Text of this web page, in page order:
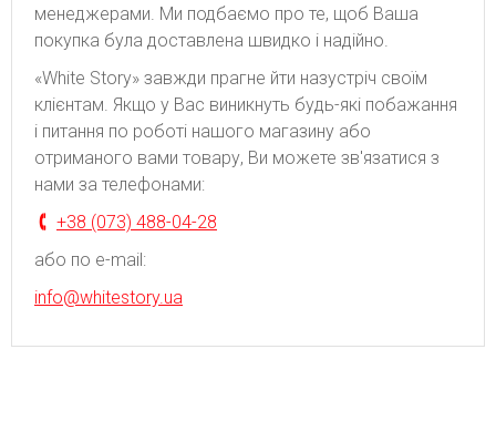
менеджерами. Ми подбаємо про те, щоб Ваша
покупка була доставлена швидко і надійно.
«White Story» завжди прагне йти назустріч своїм
клієнтам. Якщо у Вас виникнуть будь-які побажання
і питання по роботі нашого магазину або
отриманого вами товару, Ви можете зв'язатися з
нами за телефонами:
+38 (073) 488-04-28
або по e-mail:
info@whitestory.ua